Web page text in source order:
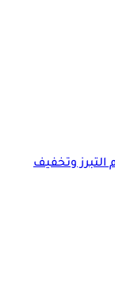
التبرز وتخفيف